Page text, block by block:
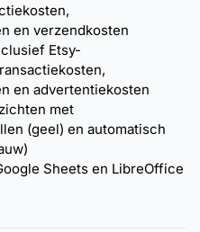
en verzendkosten
Etsy-
en advertentiekosten
met
(geel) en automatisch
Sheets en LibreOffice